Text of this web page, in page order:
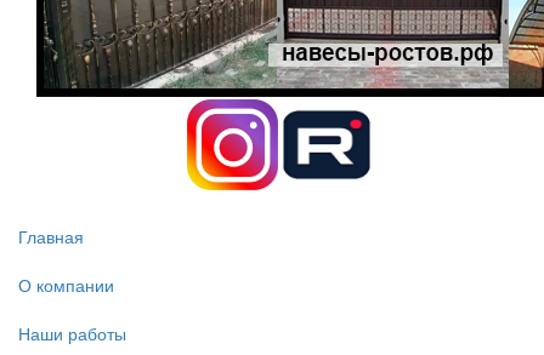
Главная
О компании
Наши работы